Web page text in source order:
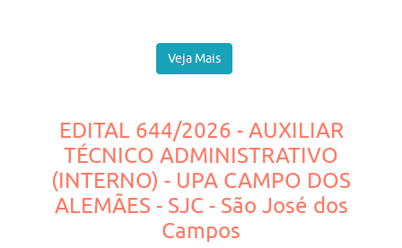
Veja Mais
EDITAL 644/2026 - AUXILIAR
TÉCNICO ADMINISTRATIVO
(INTERNO) - UPA CAMPO DOS
ALEMÃES - SJC - São José dos
Campos